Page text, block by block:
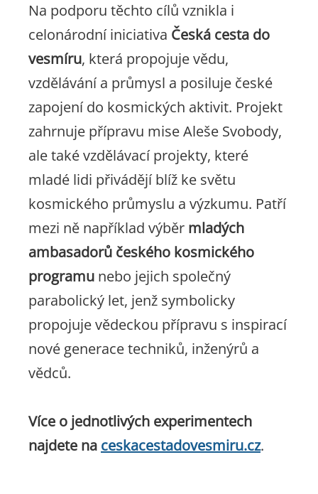
Na podporu těchto cílů vznikla i
celonárodní iniciativa Česká cesta do
vesmíru, která propojuje vědu,
vzdělávání a průmysl a posiluje české
zapojení do kosmických aktivit. Projekt
zahrnuje přípravu mise Aleše Svobody,
ale také vzdělávací projekty, které
mladé lidi přivádějí blíž ke světu
kosmického průmyslu a výzkumu. Patří
mezi ně například výběr mladých
ambasadorů českého kosmického
programu nebo jejich společný
parabolický let, jenž symbolicky
propojuje vědeckou přípravu s inspirací
nové generace techniků, inženýrů a
vědců.
Více o jednotlivých experimentech
najdete na ceskacestadovesmiru.cz.